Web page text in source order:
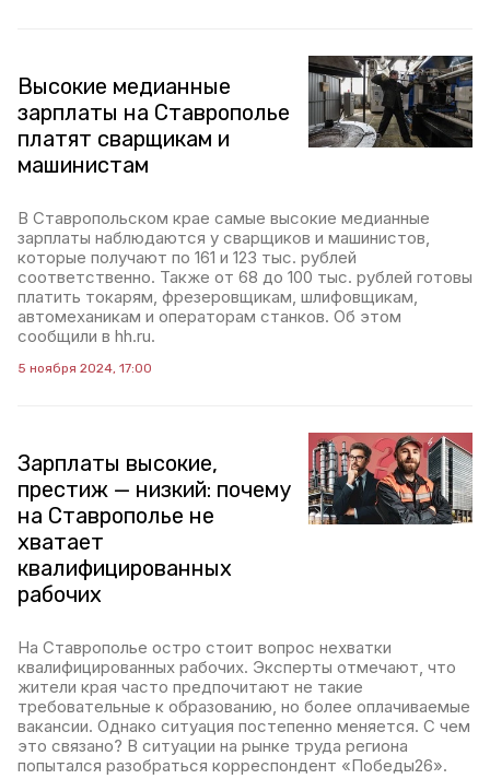
Высокие медианные
зарплаты на Ставрополье
платят сварщикам и
машинистам
В Ставропольском крае самые высокие медианные
зарплаты наблюдаются у сварщиков и машинистов,
которые получают по 161 и 123 тыс. рублей
соответственно. Также от 68 до 100 тыс. рублей готовы
платить токарям, фрезеровщикам, шлифовщикам,
автомеханикам и операторам станков. Об этом
сообщили в hh.ru.
5 ноября 2024, 17:00
Зарплаты высокие,
престиж — низкий: почему
на Ставрополье не
хватает
квалифицированных
рабочих
На Ставрополье остро стоит вопрос нехватки
квалифицированных рабочих. Эксперты отмечают, что
жители края часто предпочитают не такие
требовательные к образованию, но более оплачиваемые
вакансии. Однако ситуация постепенно меняется. С чем
это связано? В ситуации на рынке труда региона
попытался разобраться корреспондент «Победы26».